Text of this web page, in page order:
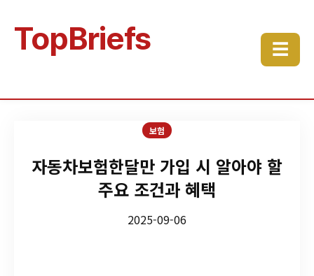
TopBriefs ☰
보험
자동차보험한달만 가입 시 알아야 할
주요 조건과 혜택
2025-09-06